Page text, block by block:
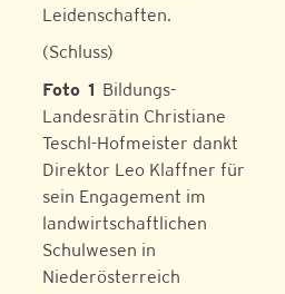
Leidenschaften.
(Schluss)
Foto 1 Bildungs-
Landesrätin Christiane
Teschl-Hofmeister dankt
Direktor Leo Klaffner für
sein Engagement im
landwirtschaftlichen
Schulwesen in
Niederösterreich